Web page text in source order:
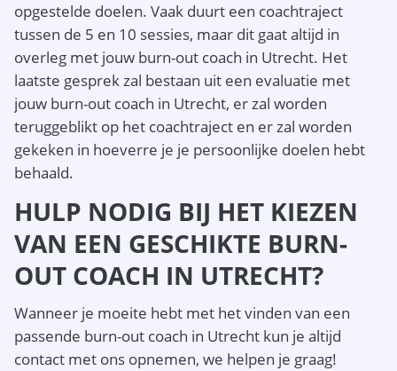
opgestelde doelen. Vaak duurt een coachtraject
tussen de 5 en 10 sessies, maar dit gaat altijd in
overleg met jouw burn-out coach in Utrecht. Het
laatste gesprek zal bestaan uit een evaluatie met
jouw burn-out coach in Utrecht, er zal worden
teruggeblikt op het coachtraject en er zal worden
gekeken in hoeverre je je persoonlijke doelen hebt
behaald.
HULP NODIG BIJ HET KIEZEN
VAN EEN GESCHIKTE BURN-
OUT COACH IN UTRECHT?
Wanneer je moeite hebt met het vinden van een
passende burn-out coach in Utrecht kun je altijd
contact met ons opnemen, we helpen je graag!